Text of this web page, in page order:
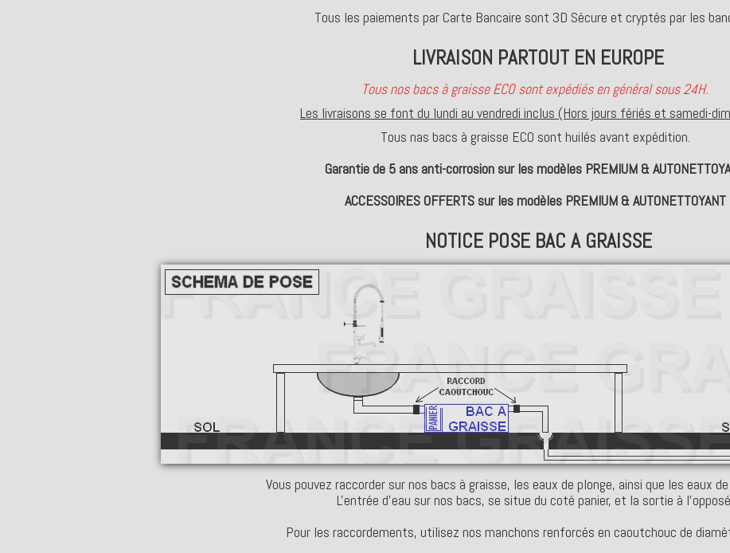
Tous les paiements par Carte Bancaire sont 3D Sécure et cryptés par les
LIVRAISON PARTOUT EN EUROPE
Tous nos bacs à graisse ECO sont expédiés en général sous 24H.
Les livraisons se font du lundi au vendredi inclus (Hors jours fériés et samedi-
Tous nas bacs à graisse ECO sont huilés avant expédition.
Garantie de 5 ans anti-corrosion sur les modèles PREMIUM &
ACCESSOIRES OFFERTS sur les modèles PREMIUM & AUTONETTOYANT
NOTICE POSE BAC A GRAISSE
Vous pouvez raccorder sur nos bacs à graisse, les eaux de plonge, ainsi que les eaux
L'entrée d'eau sur nos bacs, se situe du coté panier, et la sortie à l'opposé.
Pour les raccordements, utilisez nos manchons renforcés en caoutchouc de